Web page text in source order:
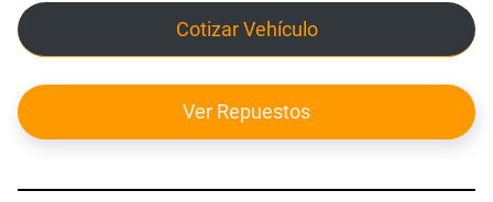
Cotizar Vehículo
Ver Repuestos